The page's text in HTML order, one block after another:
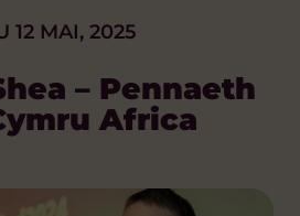
12 MAI, 2025
– Pennaeth
Africa